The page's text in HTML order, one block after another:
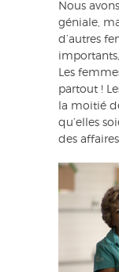
Nous
géniale,
d’autres
Les
partout !
la moitié
qu’elles
des